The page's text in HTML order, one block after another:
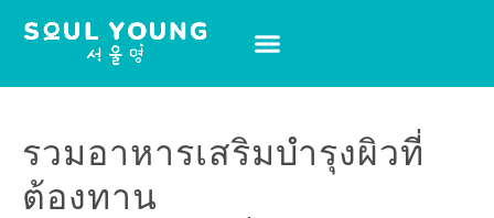
รวมอาหารเสริมบำรุงผิวที่
ต้องทาน